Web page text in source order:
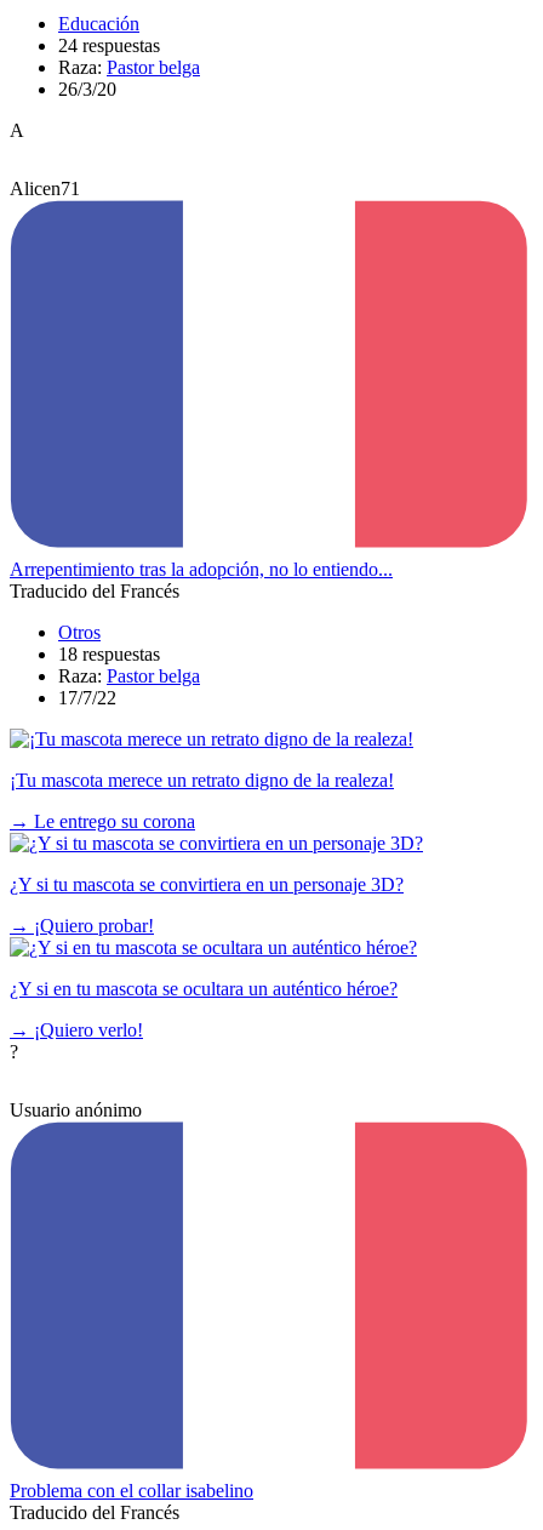
Educación
24 respuestas
Raza: Pastor belga
26/3/20
A
Alicen71
Arrepentimiento tras la adopción, no lo entiendo...
Traducido del Francés
Otros
18 respuestas
Raza: Pastor belga
17/7/22
¡Tu mascota merece un retrato digno de la realeza!
→ Le entrego su corona
¿Y si tu mascota se convirtiera en un personaje 3D?
→ ¡Quiero probar!
¿Y si en tu mascota se ocultara un auténtico héroe?
→ ¡Quiero verlo!
?
Usuario anónimo
Problema con el collar isabelino
Traducido del Francés